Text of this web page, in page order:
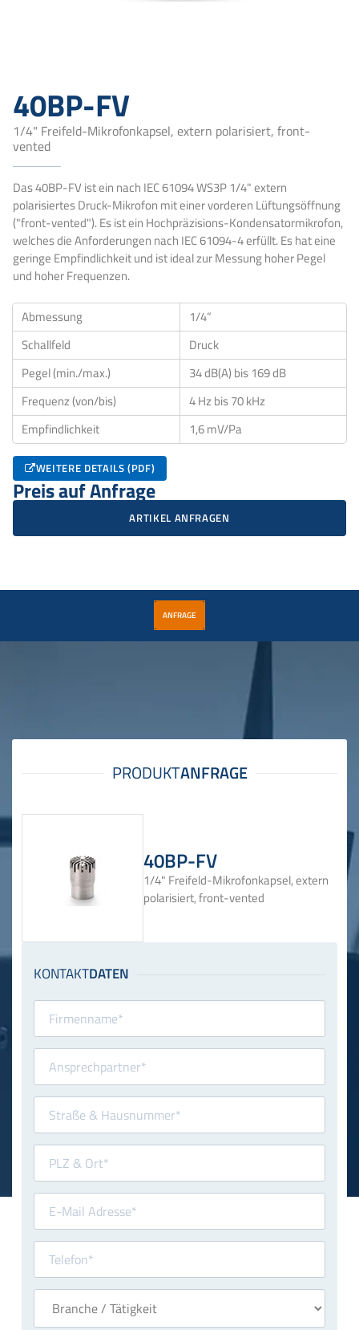
40BP-FV
1/4" Freifeld-Mikrofonkapsel, extern polarisiert, front-
vented
Das 40BP-FV ist ein nach IEC 61094 WS3P 1/4" extern
polarisiertes Druck-Mikrofon mit einer vorderen Lüftungsöffnung
("front-vented"). Es ist ein Hochpräzisions-Kondensatormikrofon,
welches die Anforderungen nach IEC 61094-4 erfüllt. Es hat eine
geringe Empfindlichkeit und ist ideal zur Messung hoher Pegel
und hoher Frequenzen.
Abmessung
1/4“
Schallfeld
Druck
Pegel (min./max.)
34 dB(A) bis 169 dB
Frequenz (von/bis)
4 Hz bis 70 kHz
Empfindlichkeit
1,6 mV/Pa
WEITERE DETAILS (PDF)
Preis auf Anfrage
ARTIKEL ANFRAGEN
ANFRAGE
40BP-FV
1/4" Freifeld-Mikrofonkapsel, extern
polarisiert, front-vented